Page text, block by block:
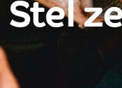
Vacatures
Stel